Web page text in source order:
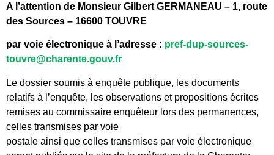
A l’attention de Monsieur Gilbert GERMANEAU – 1, route
des Sources – 16600 TOUVRE
par voie électronique à l’adresse : pref-dup-sources-
touvre@charente.gouv.fr
Le dossier soumis à enquête publique, les documents
relatifs à l’enquête, les observations et propositions écrites
remises au commissaire enquêteur lors des permanences,
celles transmises par voie
postale ainsi que celles transmises par voie électronique